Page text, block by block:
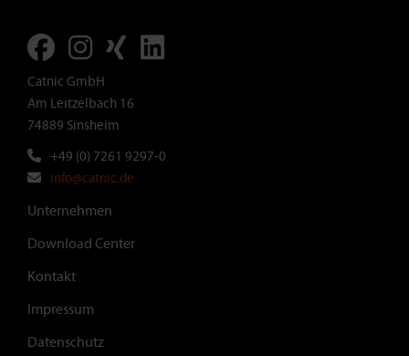
Catnic GmbH
Am Leitzelbach 16
74889 Sinsheim
+49 (0) 7261 9297-0
info@catnic.de
Footer
Unternehmen
Download Center
Kontakt
Impressum
Datenschutz